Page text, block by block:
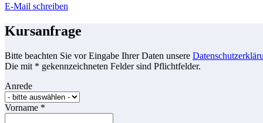
E-Mail schreiben
Kursanfrage
Bitte beachten Sie vor Eingabe Ihrer Daten unsere
Die mit * gekennzeichneten Felder sind Pflichtfelder.
Anrede
Vorname *